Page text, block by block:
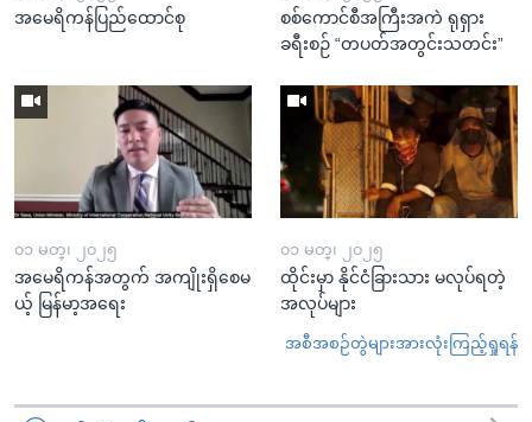
အမေရိကန်ပြည်ထောင်စု
စစ်ကောင်စီအကြီးအကဲ ရုရှား
ခရီးစဉ် “တပတ်အတွင်းသတင်း”
၀၁ မတ္၊ ၂၀၂၅
အမေရိကန်အတွက် အကျိုးရှိစေမ
ယ့် မြန်မာ့အရေး
၀၁ မတ္၊ ၂၀၂၅
ထိုင်းမှာ နိုင်ငံခြားသား မလုပ်ရတဲ့
အလုပ်များ
အစီအစဉ်တွဲများအားလုံးကြည့်ရှုရန်